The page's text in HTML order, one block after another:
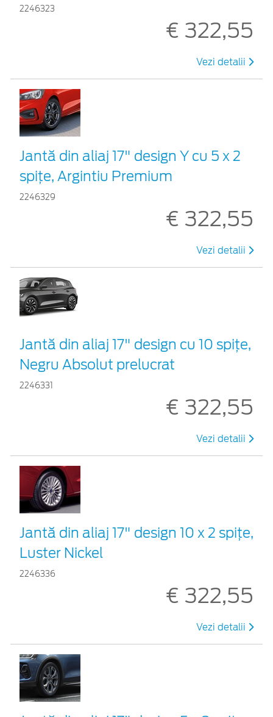
2246323
€ 322,55
Vezi detalii
Jantă din aliaj 17" design Y cu 5 x 2
spițe, Argintiu Premium
2246329
€ 322,55
Vezi detalii
Jantă din aliaj 17" design cu 10 spițe,
Negru Absolut prelucrat
2246331
€ 322,55
Vezi detalii
Jantă din aliaj 17" design 10 x 2 spițe,
Luster Nickel
2246336
€ 322,55
Vezi detalii